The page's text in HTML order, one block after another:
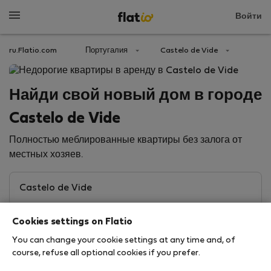
Войти
ru.Flatio.com Португалия Castelo de Vide
Найди свой новый дом в городе
Castelo de Vide
Полностью меблированные квартиры без залога от
местных хозяев.
Cookies settings on Flatio
You can change your cookie settings at any time and, of
course, refuse all optional cookies if you prefer.